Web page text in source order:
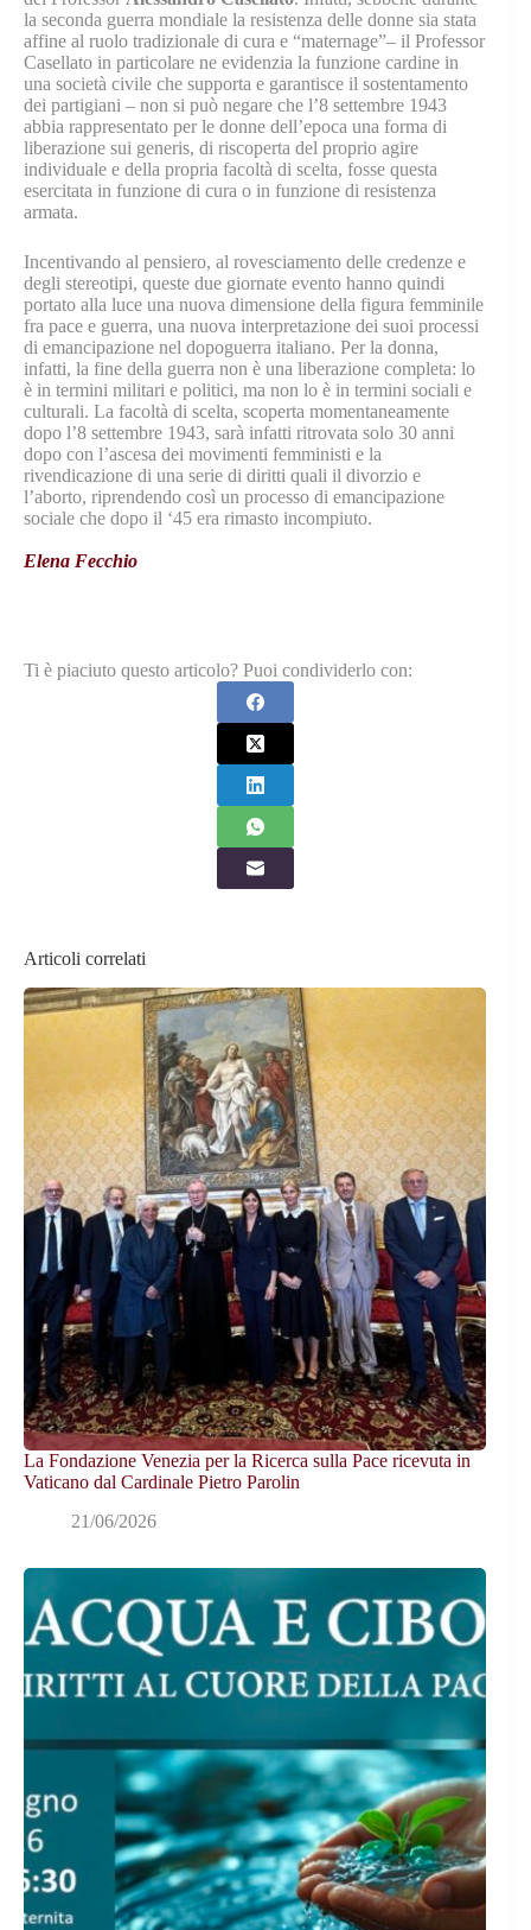
la seconda guerra mondiale la resistenza delle donne sia stata
affine al ruolo tradizionale di cura e “maternage”– il Professor
Casellato in particolare ne evidenzia la funzione cardine in
una società civile che supporta e garantisce il sostentamento
dei partigiani – non si può negare che l’8 settembre 1943
abbia rappresentato per le donne dell’epoca una forma di
liberazione sui generis, di riscoperta del proprio agire
individuale e della propria facoltà di scelta, fosse questa
esercitata in funzione di cura o in funzione di resistenza
armata.
Incentivando al pensiero, al rovesciamento delle credenze e
degli stereotipi, queste due giornate evento hanno quindi
portato alla luce una nuova dimensione della figura femminile
fra pace e guerra, una nuova interpretazione dei suoi processi
di emancipazione nel dopoguerra italiano. Per la donna,
infatti, la fine della guerra non è una liberazione completa: lo
è in termini militari e politici, ma non lo è in termini sociali e
culturali. La facoltà di scelta, scoperta momentaneamente
dopo l’8 settembre 1943, sarà infatti ritrovata solo 30 anni
dopo con l’ascesa dei movimenti femministi e la
rivendicazione di una serie di diritti quali il divorzio e
l’aborto, riprendendo così un processo di emancipazione
sociale che dopo il ‘45 era rimasto incompiuto.
Elena Fecchio
Ti è piaciuto questo articolo? Puoi condividerlo con:
Articoli correlati
La Fondazione Venezia per la Ricerca sulla Pace ricevuta in
Vaticano dal Cardinale Pietro Parolin
21/06/2026